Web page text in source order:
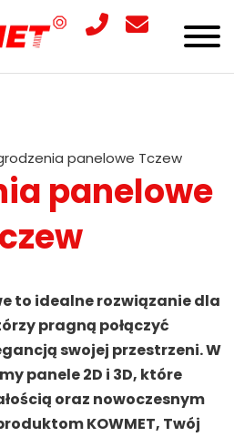
panelowe Tczew
panelowe
to idealne rozwiązanie dla
pragną połączyć
swojej przestrzeni. W
panele 2D i 3D, które
oraz nowoczesnym
KOWMET, Twój